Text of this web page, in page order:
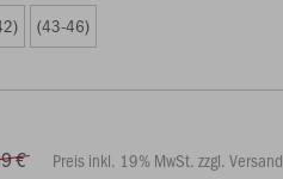
(43-46)
€
Preis inkl. 19% MwSt. zzgl. Versand